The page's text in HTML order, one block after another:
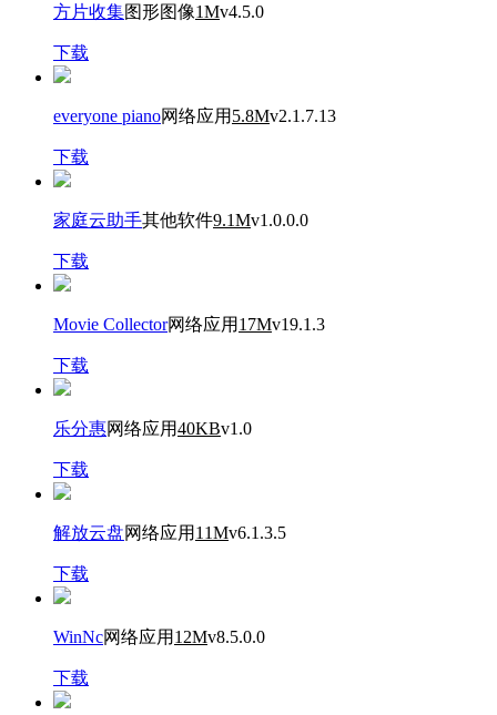
方片收集图形图像1Mv4.5.0
下载
everyone piano网络应用 5.8Mv2.1.7.13
下载
家庭云助手其他软件9.1Mv1.0.0.0
下载
Movie Collector网络应用 17Mv19.1.3
下载
乐分惠网络应用40KBv1.0
下载
解放云盘网络应用 11Mv6.1.3.5
下载
WinNc网络应用 12Mv8.5.0.0
下载